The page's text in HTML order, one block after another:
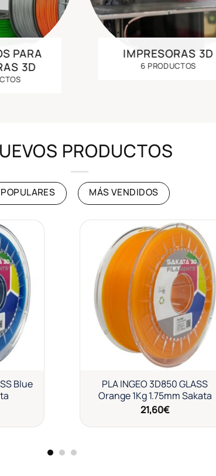
PARA
3D
IMPRESORAS 3D
6 PRODUCTOS
PRODUCTOS
POPULARES MÁS VENDIDOS
Añadir
a la
lista de
deseos
Blue
Añadir
a la
lista de
deseos
PLA INGEO 3D850 GLASS
Orange 1Kg 1.75mm Sakata
21,60€